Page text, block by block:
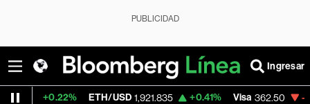
PUBLICIDAD
Ingresar
ETH/USD 1,921.835 +0.41% Visa 362.50 -2.15%